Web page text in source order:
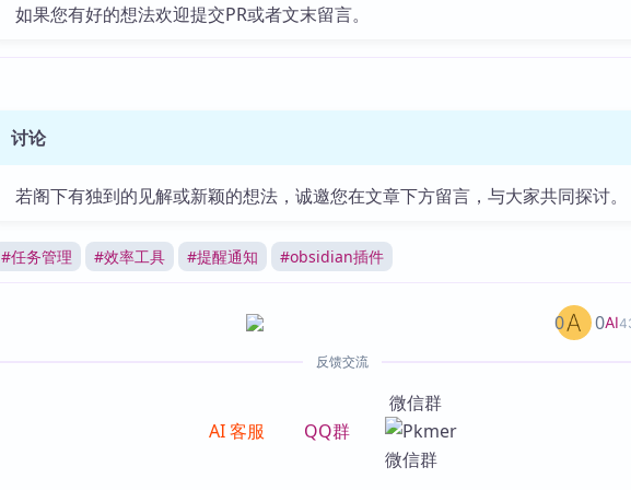
如果您有好的想法欢迎提交PR或者文末留言。
讨论
若阁下有独到的见解或新颖的想法，诚邀您在文章下方留言，与大家共同探讨。
#任务管理 #效率工具 #提醒通知 #obsidian插件
AI
0 0
反馈交流
AI 客服 QQ群
微信群